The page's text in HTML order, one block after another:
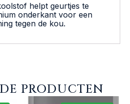
helpt geurtjes te
onderkant voor een
tegen de kou.
PRODUCTEN